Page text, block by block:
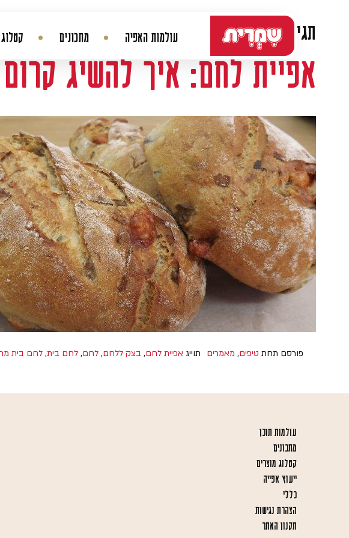
ניווט ראשי עולמות האפיה מתכונים
החשבון שלי
תגית:לחם כפרי
אפיית לחם: איך להשיג
פורסם תחת טיפים, מאמרים תוייג אפיית לחם, בצק ללחם, לחם, לחם בית, לחם בית
עולמות תוכן
מתכונים
קטלוג מוצרים
ייעוץ אפייה
כללי
הצהרת נגישות
תקנון האתר